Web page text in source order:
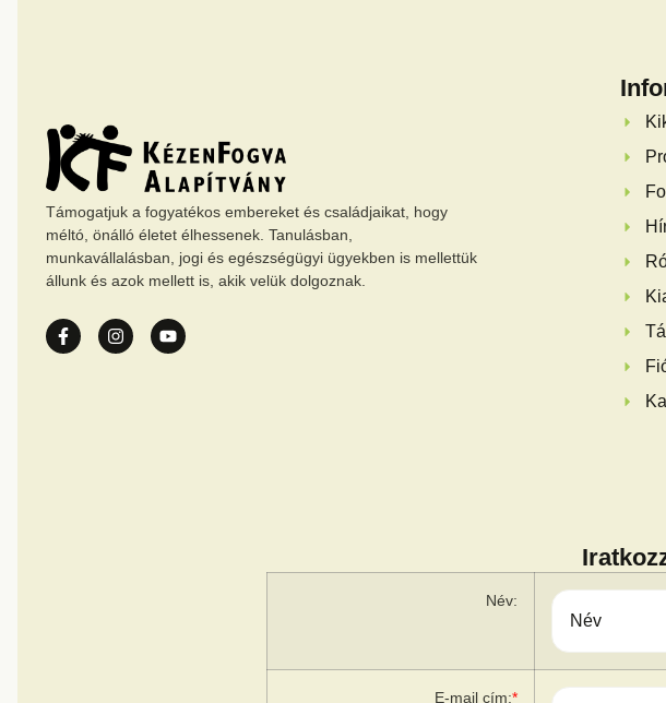
Támogatjuk a fogyatékos embereket és családjaikat, hogy
méltó, önálló életet élhessenek. Tanulásban,
munkavállalásban, jogi és egészségügyi ügyekben is mellettük
állunk és azok mellett is, akik velük dolgoznak.
Név:
E-mail cím:*